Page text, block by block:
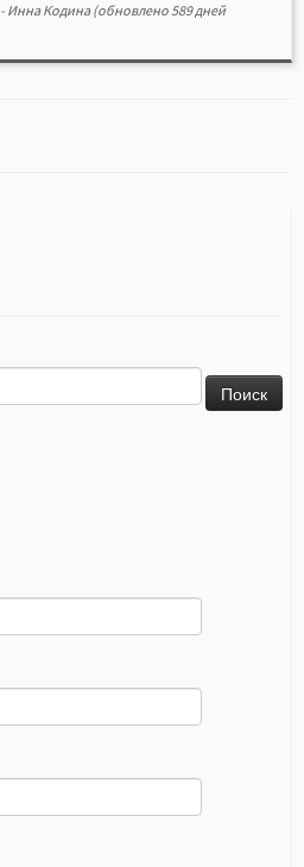
- Инна Кодина(обновлено 589 дней